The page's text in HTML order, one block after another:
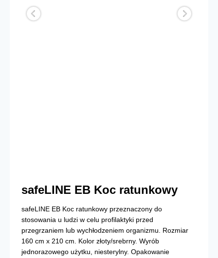
safeLINE EB Koc ratunkowy
safeLINE EB Koc ratunkowy przeznaczony do
stosowania u ludzi w celu profilaktyki przed
przegrzaniem lub wychłodzeniem organizmu. Rozmiar
160 cm x 210 cm. Kolor złoty/srebrny. Wyrób
jednorazowego użytku, niesterylny. Opakowanie